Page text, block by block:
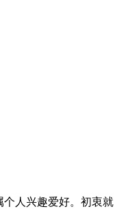
人兴趣爱好。初衷就